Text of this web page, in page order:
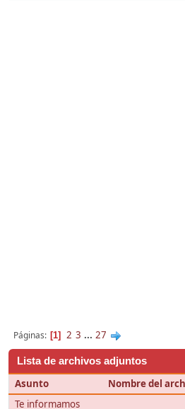
Páginas 1 2 3 ... 27
Lista de archivos adjuntos
Asunto
Nombre del
Te informamos